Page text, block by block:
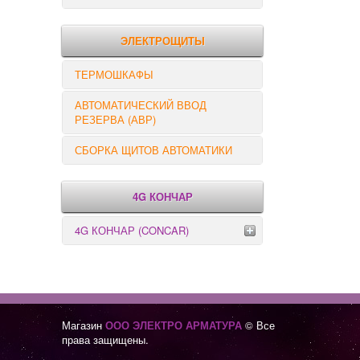
РЕЛЕ КОНТРОЛЯ
ЭЛЕКТРОЩИТЫ
ТЕРМОШКАФЫ
АВТОМАТИЧЕСКИЙ ВВОД
РЕЗЕРВА (АВР)
СБОРКА ЩИТОВ АВТОМАТИКИ
4G КОНЧАР
4G КОНЧАР (CONCAR)
Магазин ООО ЭЛЕКТРО АРМАТУРА © Все
права защищены.